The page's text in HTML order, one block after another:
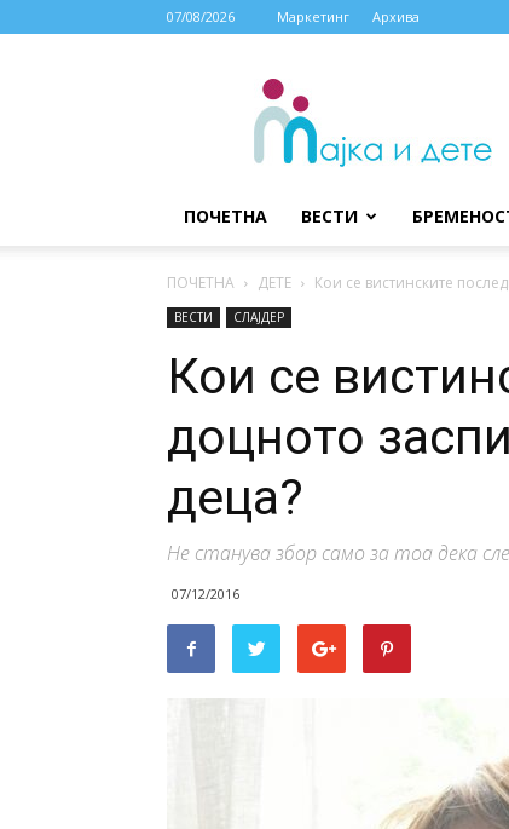
07/08/2026 Маркетинг Архива
МАЈКА
ДЕТЕ
ПОЧЕТНА ВЕСТИ
ПОЧЕТНА ДЕТЕ Кои се вистинските
ВЕСТИ СЛАЈДЕР
Кои се
доцното
деца?
Не станува збор само за тоа дека
07/12/2016